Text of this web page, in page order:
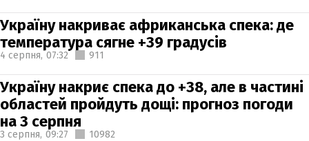
Україну накриває африканська спека: де
температура сягне +39 градусів
4 серпня, 07:32 911
Україну накриє спека до +38, але в частині
областей пройдуть дощі: прогноз погоди
на 3 серпня
3 серпня, 09:27 10982